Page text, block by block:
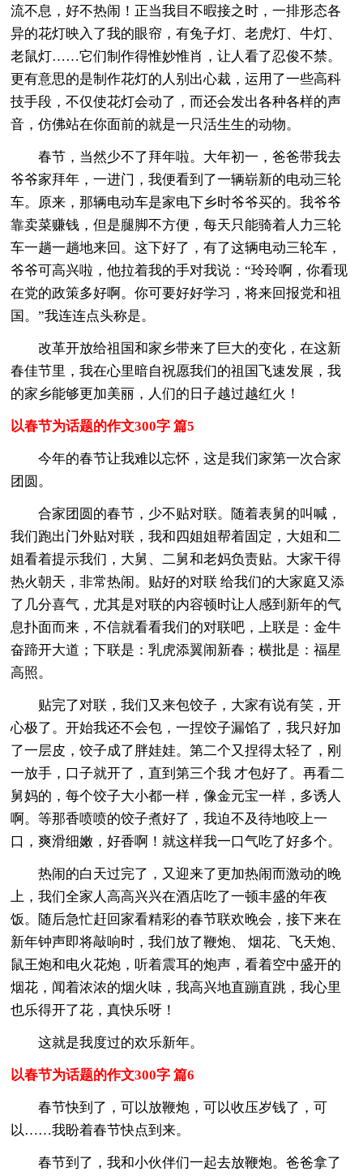
流不息，好不热闹！正当我目不暇接之时，一排形态各
异的花灯映入了我的眼帘，有兔子灯、老虎灯、牛灯、
老鼠灯……它们制作得惟妙惟肖，让人看了忍俊不禁。
更有意思的是制作花灯的人别出心裁，运用了一些高科
技手段，不仅使花灯会动了，而还会发出各种各样的声
音，仿佛站在你面前的就是一只活生生的动物。
春节，当然少不了拜年啦。大年初一，爸爸带我去
爷爷家拜年，一进门，我便看到了一辆崭新的电动三轮
车。原来，那辆电动车是家电下乡时爷爷买的。我爷爷
靠卖菜赚钱，但是腿脚不方便，每天只能骑着人力三轮
车一趟一趟地来回。这下好了，有了这辆电动三轮车，
爷爷可高兴啦，他拉着我的手对我说：“玲玲啊，你看现
在党的政策多好啊。你可要好好学习，将来回报党和祖
国。”我连连点头称是。
改革开放给祖国和家乡带来了巨大的变化，在这新
春佳节里，我在心里暗自祝愿我们的祖国飞速发展，我
的家乡能够更加美丽，人们的日子越过越红火！
以春节为话题的作文300字 篇5
今年的春节让我难以忘怀，这是我们家第一次合家
团圆。
合家团圆的春节，少不贴对联。随着表舅的叫喊，
我们跑出门外贴对联，我和四姐姐帮着固定，大姐和二
姐看着提示我们，大舅、二舅和老妈负责贴。大家干得
热火朝天，非常热闹。贴好的对联 给我们的大家庭又添
了几分喜气，尤其是对联的内容顿时让人感到新年的气
息扑面而来，不信就看看我们的对联吧，上联是：金牛
奋蹄开大道；下联是：乳虎添翼闹新春；横批是：福星
高照。
贴完了对联，我们又来包饺子，大家有说有笑，开
心极了。开始我还不会包，一捏饺子漏馅了，我只好加
了一层皮，饺子成了胖娃娃。第二个又捏得太轻了，刚
一放手，口子就开了，直到第三个我 才包好了。再看二
舅妈的，每个饺子大小都一样，像金元宝一样，多诱人
啊。等那香喷喷的饺子煮好了，我迫不及待地咬上一
口，爽滑细嫩，好香啊！就这样我一口气吃了好多个。
热闹的白天过完了，又迎来了更加热闹而激动的晚
上，我们全家人高高兴兴在酒店吃了一顿丰盛的年夜
饭。随后急忙赶回家看精彩的春节联欢晚会，接下来在
新年钟声即将敲响时，我们放了鞭炮、 烟花、飞天炮、
鼠王炮和电火花炮，听着震耳的炮声，看着空中盛开的
烟花，闻着浓浓的烟火味，我高兴地直蹦直跳，我心里
也乐得开了花，真快乐呀！
这就是我度过的欢乐新年。
以春节为话题的作文300字 篇6
春节快到了，可以放鞭炮，可以收压岁钱了，可
以……我盼着春节快点到来。
春节到了，我和小伙伴们一起去放鞭炮。爸爸拿了